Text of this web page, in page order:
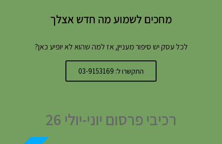
מחכים לשמוע מה חדש אצלך
לכל עסק יש סיפור מעניין, אז למה שהוא לא יופיע כאן?
התקשרו ל: 03-9153169
רכיבי פרסום יוני-יולי 26